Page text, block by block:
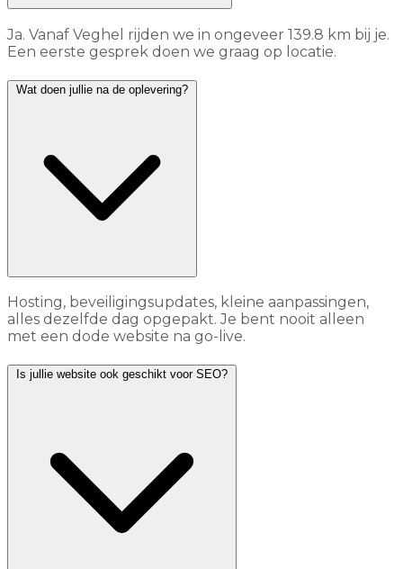
Ja. Vanaf Veghel rijden we in ongeveer 139.8 km bij je.
Een eerste gesprek doen we graag op locatie.
Wat doen jullie na de oplevering?
Hosting, beveiligingsupdates, kleine aanpassingen,
alles dezelfde dag opgepakt. Je bent nooit alleen
met een dode website na go-live.
Is jullie website ook geschikt voor SEO?